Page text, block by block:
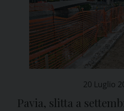
20 Luglio
Pavia, slitta a